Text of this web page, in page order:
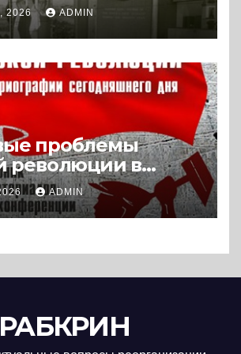
войны. 1945-1989.
2026 ADMIN
проблемы
революции в
дня (2024) *
ADMIN
РАБКРИН